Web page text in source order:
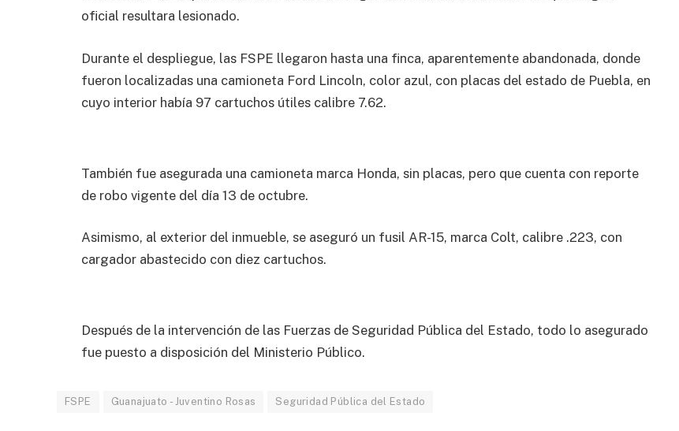
oficial resultara lesionado.
Durante el despliegue, las FSPE llegaron hasta una finca, aparentemente abandonada, donde
fueron localizadas una camioneta Ford Lincoln, color azul, con placas del estado de Puebla, en
cuyo interior había 97 cartuchos útiles calibre 7.62.
También fue asegurada una camioneta marca Honda, sin placas, pero que cuenta con reporte
de robo vigente del día 13 de octubre.
Asimismo, al exterior del inmueble, se aseguró un fusil AR-15, marca Colt, calibre .223, con
cargador abastecido con diez cartuchos.
Después de la intervención de las Fuerzas de Seguridad Pública del Estado, todo lo asegurado
fue puesto a disposición del Ministerio Público.
FSPE Guanajuato - Juventino Rosas Seguridad Pública del Estado